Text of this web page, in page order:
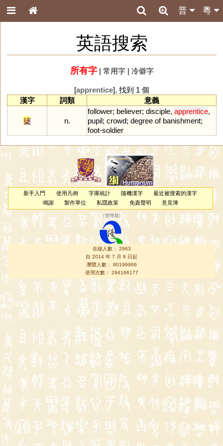
粵
普
英語搜索
所有字| 常用字| 冷僻字
[apprentice], 找到 1 個
漢字
詞類 意義
徒 n.
follower; believer; disciple, apprentice,
pupil; crowd; degree of banishment;
foot-soldier
新手入門 使用凡例 字庫統計 隨機漢字
最近被搜索的漢字
鳴謝
製作單位 私隱政策 免責聲明 意見簿
（管理員 ）
在線人數： 2963
自 2014 年 7 月 8 日起
瀏覽人數： 80199966
使用次數： 294166177